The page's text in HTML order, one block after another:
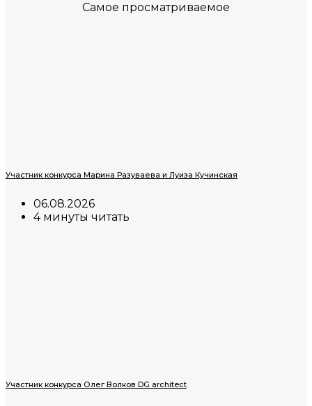
Самое просматриваемое
Участник конкурса Марина Разуваева и Луиза Кучинская
06.08.2026
4 минуты читать
Участник конкурса Олег Волков DG architect